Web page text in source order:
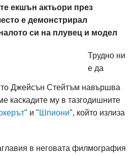
екшън актьори през
е демонстрирал
си на плувец и модел
Трудно ни
е да
Джейсън Стейтъм навършва
каскадите му в тазгодишните
" и " Шпиони", който излиза
в неговата филмография